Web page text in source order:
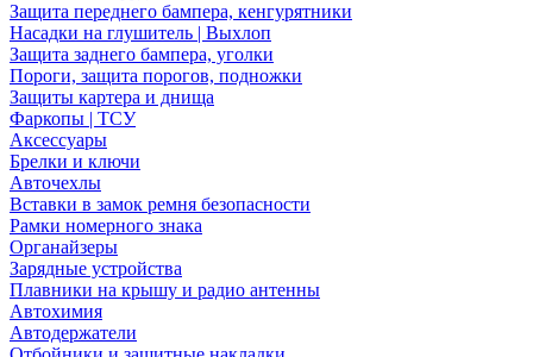
Защита переднего бампера, кенгурятники
Насадки на глушитель | Выхлоп
Защита заднего бампера, уголки
Пороги, защита порогов, подножки
Защиты картера и днища
Фаркопы | ТСУ
Аксессуары
Брелки и ключи
Авточехлы
Вставки в замок ремня безопасности
Рамки номерного знака
Органайзеры
Зарядные устройства
Плавники на крышу и радио антенны
Автохимия
Автодержатели